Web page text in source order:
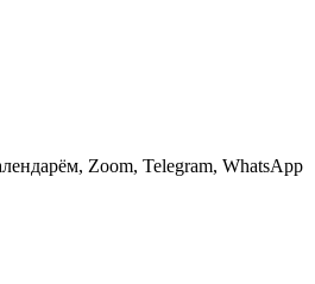
Zoom, Telegram, WhatsApp